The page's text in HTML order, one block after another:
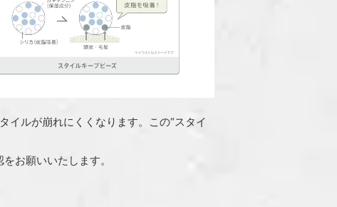
イルが崩れにくくなります。この“スタイ
お願いいたします。